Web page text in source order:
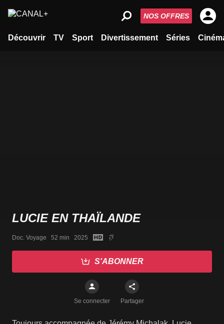
Découvrir TV Sport Divertissement Séries
NOS OFFRES
LUCIE EN THAÏLANDE
Doc. Voyage   52 min   2025
S'ABONNER
Se connecter Partager